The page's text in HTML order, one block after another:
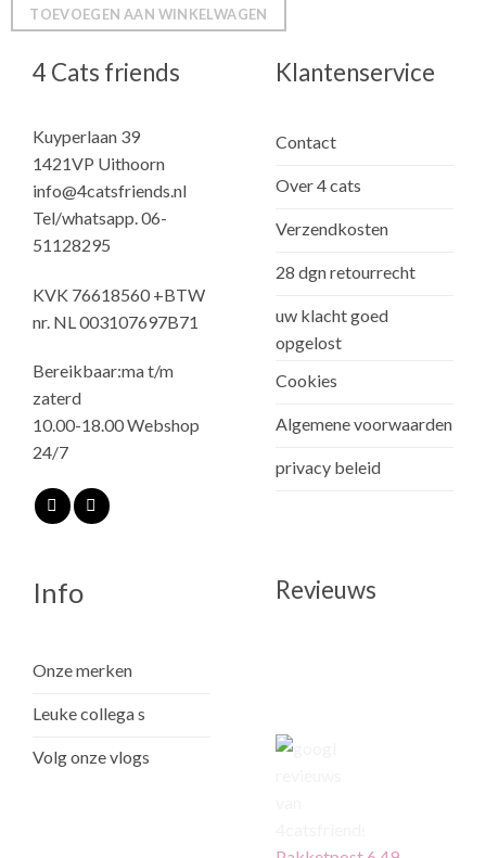
TOEVOEGEN AAN WINKELWAGEN
4 Cats friends
Kuyperlaan 39
1421VP Uithoorn
info@4catsfriends.nl
Tel/whatsapp. 06-
51128295
KVK 76618560 +BTW
nr. NL 003107697B71
Bereikbaar:ma t/m
zaterd
10.00-18.00 Webshop
24/7
Klantenservice
Contact
Over 4 cats
Verzendkosten
28 dgn retourrecht
uw klacht goed
opgelost
Cookies
Algemene voorwaarden
privacy beleid
Info
Onze merken
Leuke collega s
Volg onze vlogs
Revieuws